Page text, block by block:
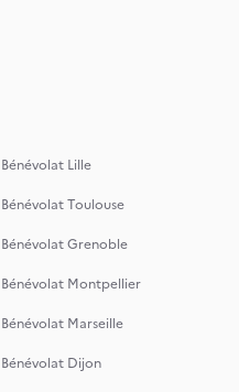
Bénévolat Lille
Bénévolat Toulouse
Bénévolat Grenoble
Bénévolat Montpellier
Bénévolat Marseille
Bénévolat Dijon